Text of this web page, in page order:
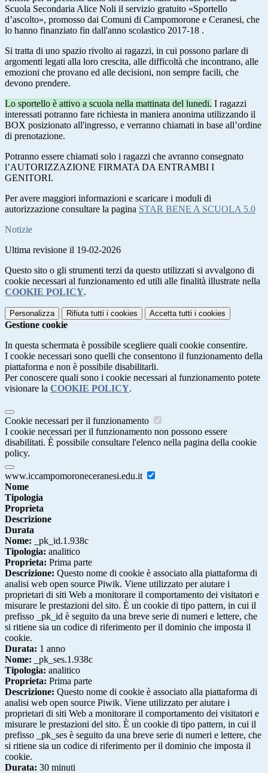
Scuola Secondaria Alice Noli il servizio gratuito «Sportello
d’ascolto», promosso dai Comuni di Campomorone e Ceranesi, che
lo hanno finanziato fin dall'anno scolastico 2017-18 .
Si tratta di uno spazio rivolto ai ragazzi, in cui possono parlare di
argomenti legati alla loro crescita, alle difficoltà che incontrano, alle
emozioni che provano ed alle decisioni, non sempre facili, che
devono prendere.
Lo sportello è attivo a scuola nella mattinata del lunedi. I ragazzi
interessati potranno fare richiesta in maniera anonima utilizzando il
BOX posizionato all'ingresso, e verranno chiamati in base all’ordine
di prenotazione.
Potranno essere chiamati solo i ragazzi che avranno consegnato
l’AUTORIZZAZIONE FIRMATA DA ENTRAMBI I
GENITORI.
Per avere maggiori informazioni e scaricare i moduli di
autorizzazione consultare la pagina STAR BENE A SCUOLA 5.0
Notizie
Ultima revisione il 19-02-2026
Questo sito o gli strumenti terzi da questo utilizzati si avvalgono di
cookie necessari al funzionamento ed utili alle finalità illustrate nella
COOKIE POLICY.
Personalizza Rifiuta tutti i cookies Accetta tutti i cookies
Gestione cookie
In questa schermata è possibile scegliere quali cookie consentire.
I cookie necessari sono quelli che consentono il funzionamento della
piattaforma e non è possibile disabilitarli.
Per conoscere quali sono i cookie necessari al funzionamento potete
visionare la COOKIE POLICY.
Cookie necessari per il funzionamento
I cookie necessari per il funzionamento non possono essere
disabilitati. È possibile consultare l'elenco nella pagina della cookie
policy.
www.iccampomoroneceranesi.edu.it
Nome
Tipologia
Proprieta
Descrizione
Durata
Nome: _pk_id.1.938c
Tipologia: analitico
Proprieta: Prima parte
Descrizione: Questo nome di cookie è associato alla piattaforma di
analisi web open source Piwik. Viene utilizzato per aiutare i
proprietari di siti Web a monitorare il comportamento dei visitatori e
misurare le prestazioni del sito. È un cookie di tipo pattern, in cui il
prefisso _pk_id è seguito da una breve serie di numeri e lettere, che
si ritiene sia un codice di riferimento per il dominio che imposta il
cookie.
Durata: 1 anno
Nome: _pk_ses.1.938c
Tipologia: analitico
Proprieta: Prima parte
Descrizione: Questo nome di cookie è associato alla piattaforma di
analisi web open source Piwik. Viene utilizzato per aiutare i
proprietari di siti Web a monitorare il comportamento dei visitatori e
misurare le prestazioni del sito. È un cookie di tipo pattern, in cui il
prefisso _pk_ses è seguito da una breve serie di numeri e lettere, che
si ritiene sia un codice di riferimento per il dominio che imposta il
cookie.
Durata: 30 minuti